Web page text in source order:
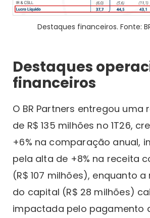
Destaques financeiros. Fonte:
Destaques
financeiros
O BR Partners entregou uma
de R$ 135 milhões no 1T26,
+6% na comparação anual,
pela alta de +8% na receita
(R$ 107 milhões), enquanto
do capital (R$ 28 milhões)
impactada pelo pagamento